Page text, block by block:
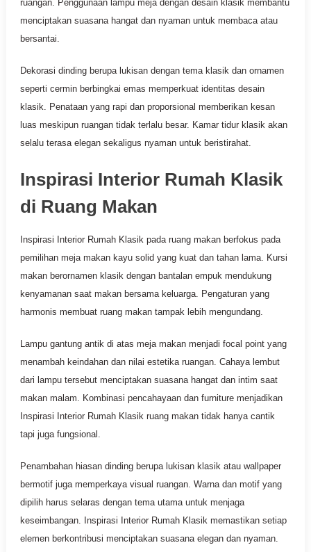
ruangan. Penggunaan lampu meja dengan desain klasik membantu
menciptakan suasana hangat dan nyaman untuk membaca atau
bersantai.
Dekorasi dinding berupa lukisan dengan tema klasik dan ornamen
seperti cermin berbingkai emas memperkuat identitas desain
klasik. Penataan yang rapi dan proporsional memberikan kesan
luas meskipun ruangan tidak terlalu besar. Kamar tidur klasik akan
selalu terasa elegan sekaligus nyaman untuk beristirahat.
Inspirasi Interior Rumah Klasik
di Ruang Makan
Inspirasi Interior Rumah Klasik pada ruang makan berfokus pada
pemilihan meja makan kayu solid yang kuat dan tahan lama. Kursi
makan berornamen klasik dengan bantalan empuk mendukung
kenyamanan saat makan bersama keluarga. Pengaturan yang
harmonis membuat ruang makan tampak lebih mengundang.
Lampu gantung antik di atas meja makan menjadi focal point yang
menambah keindahan dan nilai estetika ruangan. Cahaya lembut
dari lampu tersebut menciptakan suasana hangat dan intim saat
makan malam. Kombinasi pencahayaan dan furniture menjadikan
Inspirasi Interior Rumah Klasik ruang makan tidak hanya cantik
tapi juga fungsional.
Penambahan hiasan dinding berupa lukisan klasik atau wallpaper
bermotif juga memperkaya visual ruangan. Warna dan motif yang
dipilih harus selaras dengan tema utama untuk menjaga
keseimbangan. Inspirasi Interior Rumah Klasik memastikan setiap
elemen berkontribusi menciptakan suasana elegan dan nyaman.